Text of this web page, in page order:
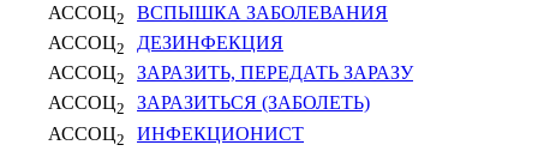
АССОЦ2
ВСПЫШКА ЗАБОЛЕВАНИЯ
АССОЦ2
ДЕЗИНФЕКЦИЯ
АССОЦ2
ЗАРАЗИТЬ, ПЕРЕДАТЬ ЗАРАЗУ
АССОЦ2
ЗАРАЗИТЬСЯ (ЗАБОЛЕТЬ)
АССОЦ2
ИНФЕКЦИОНИСТ